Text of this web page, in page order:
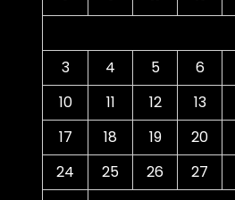
3
4 5 6
10
11 12 13
17
18 19 20
24
25 26 27